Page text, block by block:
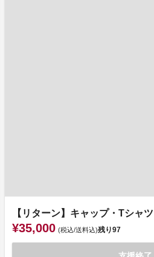
【リターン】キャップ・Tシャツ
¥35,000 (税込/送料込)残り97